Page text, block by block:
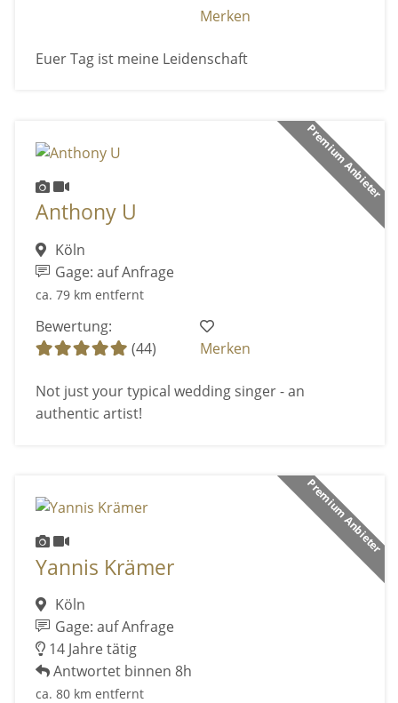
Merken
Euer Tag ist meine Leidenschaft
Premium Anbieter
Anthony U
Köln
Gage: auf Anfrage
ca. 79 km entfernt
Bewertung:
(44)
Merken
Not just your typical wedding singer - an
authentic artist!
Premium Anbieter
Yannis Krämer
Köln
Gage: auf Anfrage
14 Jahre tätig
Antwortet binnen 8h
ca. 80 km entfernt